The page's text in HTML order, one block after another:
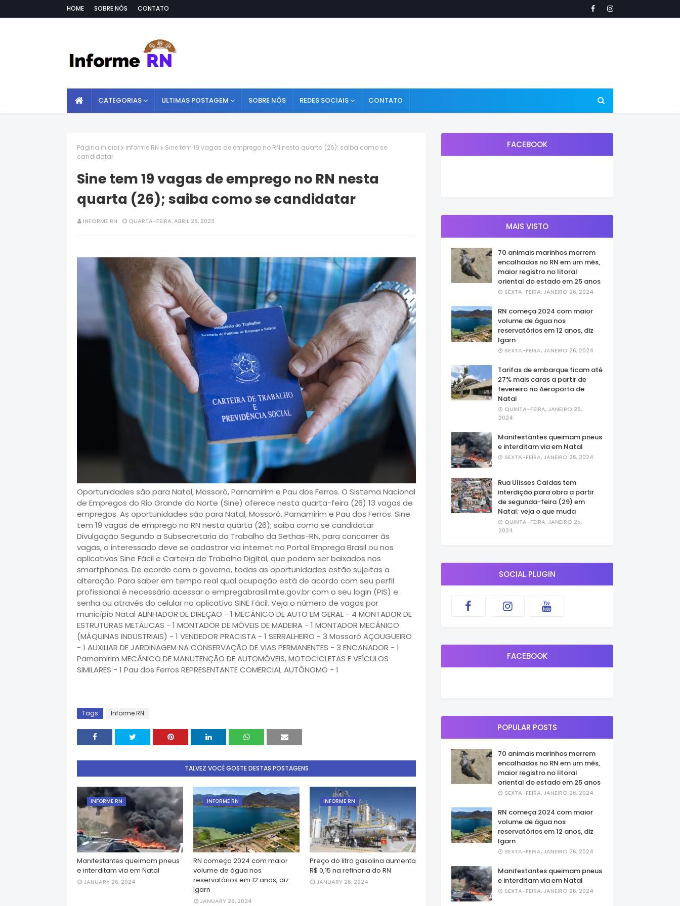
HOME SOBRE NÓS CONTATO
CATEGORIAS ULTIMAS POSTAGEM SOBRE NÓS REDES SOCIAIS CONTATO
Página inicial Informe RN
Sine tem 19 vagas de emprego no RN nesta quarta (26); saiba como se
candidatar
Sine tem 19 vagas de emprego no RN nesta
quarta (26); saiba como se candidatar
INFORME RN QUARTA-FEIRA, ABRIL 26, 2023
Oportunidades são para Natal, Mossoró, Parnamirim e Pau dos Ferros. O Sistema Nacional
de Empregos do Rio Grande do Norte (Sine) oferece nesta quarta-feira (26) 13 vagas de
empregos. As oportunidades são para Natal, Mossoró, Parnamirim e Pau dos Ferros. Sine
tem 19 vagas de emprego no RN nesta quarta (26); saiba como se candidatar
Divulgação Segundo a Subsecretaria do Trabalho da Sethas-RN, para concorrer às
vagas, o interessado deve se cadastrar via internet no Portal Emprega Brasil ou nos
aplicativos Sine Fácil e Carteira de Trabalho Digital, que podem ser baixados nos
smartphones. De acordo com o governo, todas as oportunidades estão sujeitas a
alteração. Para saber em tempo real qual ocupação está de acordo com seu perfil
profissional é necessário acessar o empregabrasil.mte.gov.br com o seu login (PIS) e
senha ou através do celular no aplicativo SINE Fácil. Veja o número de vagas por
município Natal ALINHADOR DE DIREÇÃO - 1 MECÂNICO DE AUTO EM GERAL - 4 MONTADOR DE
ESTRUTURAS METÁLICAS - 1 MONTADOR DE MÓVEIS DE MADEIRA - 1 MONTADOR MECÂNICO
(MÁQUINAS INDUSTRIAIS) - 1 VENDEDOR PRACISTA - 1 SERRALHEIRO - 3 Mossoró AÇOUGUEIRO
- 1 AUXILIAR DE JARDINAGEM NA CONSERVAÇÃO DE VIAS PERMANENTES - 3 ENCANADOR - 1
Parnamirim MECÂNICO DE MANUTENÇÃO DE AUTOMÓVEIS, MOTOCICLETAS E VEÍCULOS
SIMILARES - 1 Pau dos Ferros REPRESENTANTE COMERCIAL AUTÔNOMO - 1
Tags Informe RN
TALVEZ VOCÊ GOSTE DESTAS POSTAGENS
INFORME RN
Manifestantes queimam pneus
e interditam via em Natal
JANUARY 26, 2024
INFORME RN
RN começa 2024 com maior
volume de água nos
reservatórios em 12 anos, diz
Igarn
JANUARY 26, 2024
INFORME RN
Preço do litro gasolina aumenta
R$ 0,15 na refinaria do RN
JANUARY 26, 2024
FACEBOOK
MAIS VISTO
70 animais marinhos morrem
encalhados no RN em um mês,
maior registro no litoral
oriental do estado em 25 anos
SEXTA-FEIRA, JANEIRO 26, 2024
RN começa 2024 com maior
volume de água nos
reservatórios em 12 anos, diz
Igarn
SEXTA-FEIRA, JANEIRO 26, 2024
Tarifas de embarque ficam até
27% mais caras a partir de
fevereiro no Aeroporto de
Natal
QUINTA-FEIRA, JANEIRO 25,
2024
Manifestantes queimam pneus
e interditam via em Natal
SEXTA-FEIRA, JANEIRO 26, 2024
Rua Ulisses Caldas tem
interdição para obra a partir
de segunda-feira (29) em
Natal; veja o que muda
QUINTA-FEIRA, JANEIRO 25,
2024
SOCIAL PLUGIN
FACEBOOK
POPULAR POSTS
70 animais marinhos morrem
encalhados no RN em um mês,
maior registro no litoral
oriental do estado em 25 anos
SEXTA-FEIRA, JANEIRO 26, 2024
RN começa 2024 com maior
volume de água nos
reservatórios em 12 anos, diz
Igarn
SEXTA-FEIRA, JANEIRO 26, 2024
Manifestantes queimam pneus
e interditam via em Natal
SEXTA-FEIRA, JANEIRO 26, 2024